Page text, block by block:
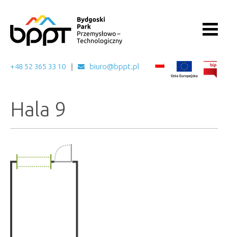
+48 52 365 33 10 biuro@bppt.pl
Hala 9